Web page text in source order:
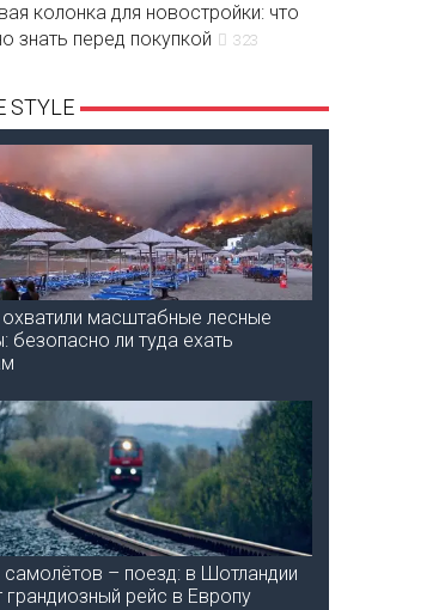
колонка для новостройки: что
знать перед покупкой
323
STYLE
масштабные лесные
безопасно ли туда ехать
– поезд: в Шотландии
грандиозный рейс в Европу